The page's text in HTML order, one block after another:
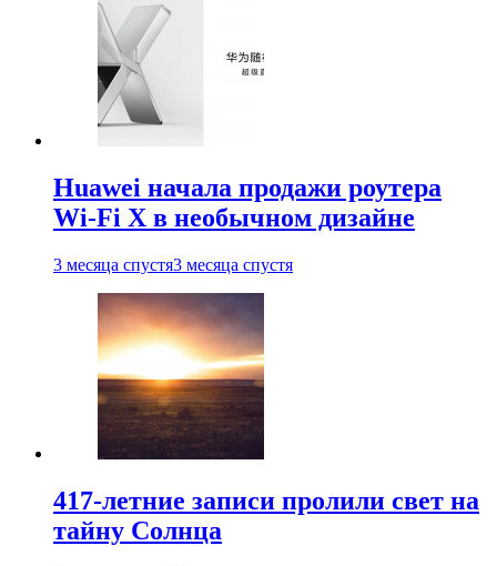
Huawei начала продажи роутера
Wi-Fi X в необычном дизайне
3 месяца спустя3 месяца спустя
417-летние записи пролили свет на
тайну Солнца